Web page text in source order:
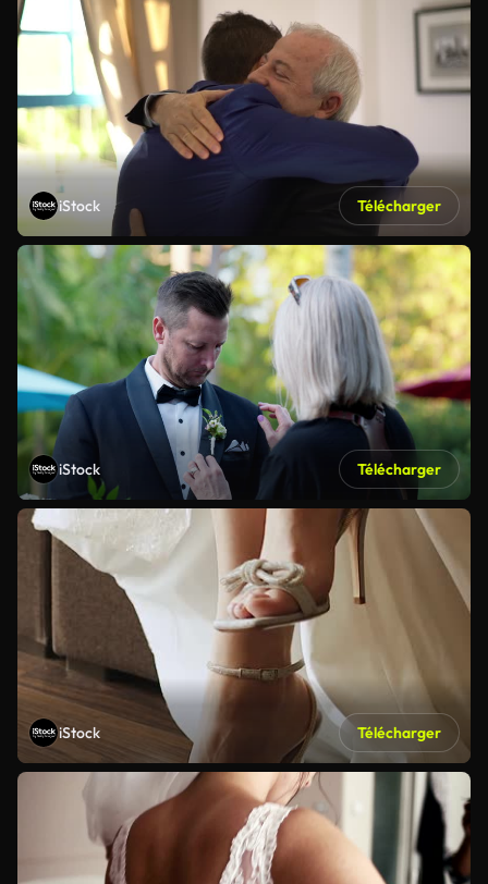
iStock Télécharger
iStock Télécharger
iStock Télécharger